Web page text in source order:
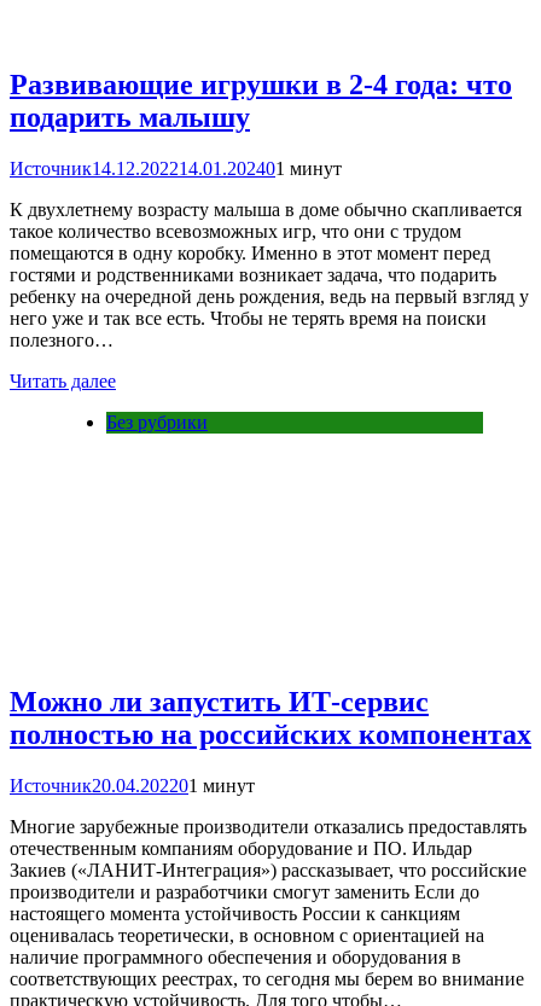
Развивающие игрушки в 2-4 года: что
подарить малышу
Источник14.12.202214.01.202401 минут
К двухлетнему возрасту малыша в доме обычно скапливается
такое количество всевозможных игр, что они с трудом
помещаются в одну коробку. Именно в этот момент перед
гостями и родственниками возникает задача, что подарить
ребенку на очередной день рождения, ведь на первый взгляд у
него уже и так все есть. Чтобы не терять время на поиски
полезного…
Читать далее
Без рубрики
Можно ли запустить ИТ-сервис
полностью на российских компонентах
Источник20.04.202201 минут
Многие зарубежные производители отказались предоставлять
отечественным компаниям оборудование и ПО. Ильдар
Закиев («ЛАНИТ-Интеграция») рассказывает, что российские
производители и разработчики смогут заменить Если до
настоящего момента устойчивость России к санкциям
оценивалась теоретически, в основном с ориентацией на
наличие программного обеспечения и оборудования в
соответствующих реестрах, то сегодня мы берем во внимание
практическую устойчивость. Для того чтобы…